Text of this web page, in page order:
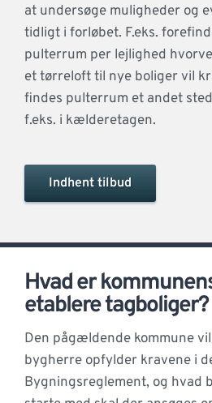
at undersøge muligheder og
tidligt i forløbet. F.eks.
pulterrum per lejlighed
et tørreloft til nye boliger vil
findes pulterrum et andet
f.eks. i kælderetagen.
Indhent tilbud
Hvad er
etablere tagboliger?
Den pågældende kommune
bygherre opfylder kravene i
Bygningsreglement, og hvad